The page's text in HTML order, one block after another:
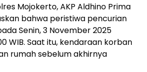
Mojokerto, AKP Aldhino Prima
bahwa peristiwa pencurian
Senin, 3 November 2025
WIB. Saat itu, kendaraan korban
rumah sebelum akhirnya